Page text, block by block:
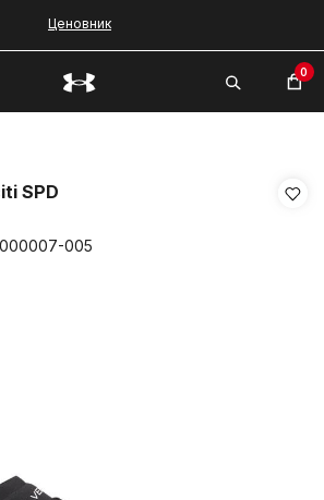
Ценовник
0
SPD
005